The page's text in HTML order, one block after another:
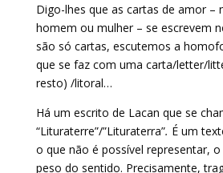
Digo-lhes que as cartas de amor –
homem ou mulher – se escrevem
são só cartas, escutemos a
que se faz com uma carta/letter/
resto) /litoral…
Há um escrito de Lacan que se
“Lituraterre”/”Lituraterra”. É um
o que não é possível representar,
peso do sentido. Precisamente,